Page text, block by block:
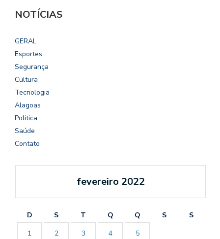
NOTÍCIAS
GERAL
Esportes
Segurança
Cultura
Tecnologia
Alagoas
Política
Saúde
Contato
fevereiro 2022
D S T Q Q S
S
1
2 3 4 5